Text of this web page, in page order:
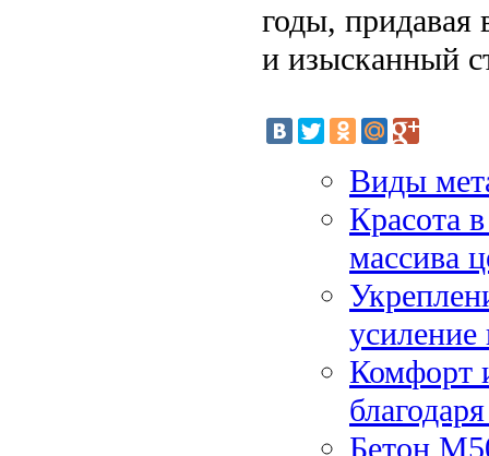
годы,
и изысканный
Виды
Красота
массива
усиление
Комфорт
Бетон